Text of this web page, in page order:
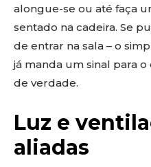
alongue-se ou até faça
sentado na cadeira. Se
de entrar na sala – o
já manda um sinal para
de verdade.
Luz e
aliadas